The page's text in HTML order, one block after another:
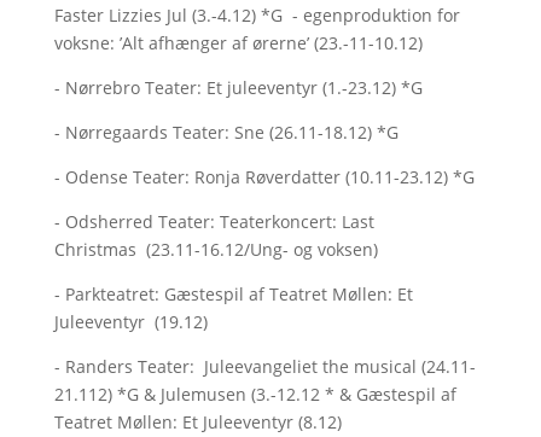
Faster Lizzies Jul (3.-4.12) *G - egenproduktion for
voksne: ’Alt afhænger af ørerne’ (23.-11-10.12)
- Nørrebro Teater: Et juleeventyr (1.-23.12) *G
- Nørregaards Teater: Sne (26.11-18.12) *G
- Odense Teater: Ronja Røverdatter (10.11-23.12) *G
- Odsherred Teater: Teaterkoncert: Last
Christmas (23.11-16.12/Ung- og voksen)
- Parkteatret: Gæstespil af Teatret Møllen: Et
Juleeventyr (19.12)
- Randers Teater: Juleevangeliet the musical (24.11-
21.112) *G & Julemusen (3.-12.12 * & Gæstespil af
Teatret Møllen: Et Juleeventyr (8.12)